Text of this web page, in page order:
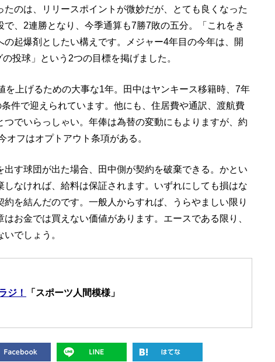
のは、リリースポイントが微妙だが、とても良くなった
、2連勝となり、今季通算も7勝7敗の五分。「これをき
起爆剤としたい構えです。メジャー4年目の今年は、開
投球」という2つの目標を掲げました。
を上げるための大事な1年。田中はヤンキース移籍時、7年
件で迎えられています。他にも、住居費や通訳、渡航費
つでいらっしゃい。年俸は為替の変動にもよりますが、約
フはオプトアウト条項がある。
す球団が出た場合、田中側が契約を破棄できる。かとい
しなければ、給料は保証されます。いずれにしても損はな
を結んだのです。一般人からすれば、うらやましい限り
お金では買えない価値があります。エースである限り、
でしょう。
ジ！ 「スポーツ人間模様」